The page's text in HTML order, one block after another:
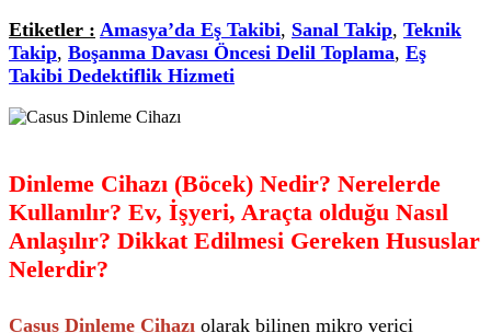
Etiketler : Amasya’da Eş Takibi, Sanal Takip, Teknik
Takip, Boşanma Davası Öncesi Delil Toplama, Eş
Takibi Dedektiflik Hizmeti
Dinleme Cihazı (Böcek) Nedir? Nerelerde
Kullanılır? Ev, İşyeri, Araçta olduğu Nasıl
Anlaşılır? Dikkat Edilmesi Gereken Hususlar
Nelerdir?
Casus Dinleme Cihazı olarak bilinen mikro verici